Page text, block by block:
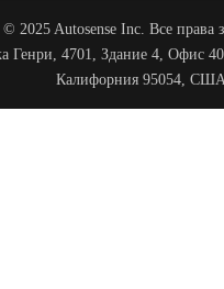
2025 Autosense Inc. Все
Генри, 4701, Здание 4, Офис
Калифорния 95054,